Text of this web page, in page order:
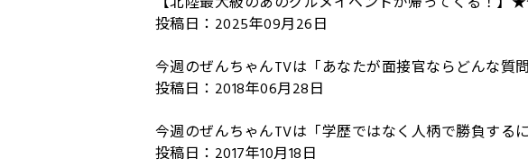
投稿日：2025年09月26日
今週のぜんちゃんTVは「あなたが面接官ならどんな質
投稿日：2018年06月28日
今週のぜんちゃんTVは「学歴ではなく人柄で勝負する
投稿日：2017年10月18日